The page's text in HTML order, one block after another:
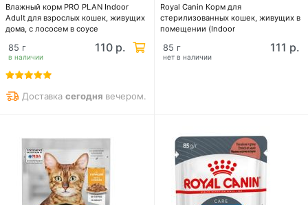
Влажный корм PRO PLAN Indoor
Adult для взрослых кошек, живущих
дома, с лососем в соусе
в наличии
85 г 110 р.
Доставкасегодня вечером.
Royal Canin Корм для
стерилизованных кошек, живущих в
помещении (Indoor
нет в наличии
85 г 111 р.